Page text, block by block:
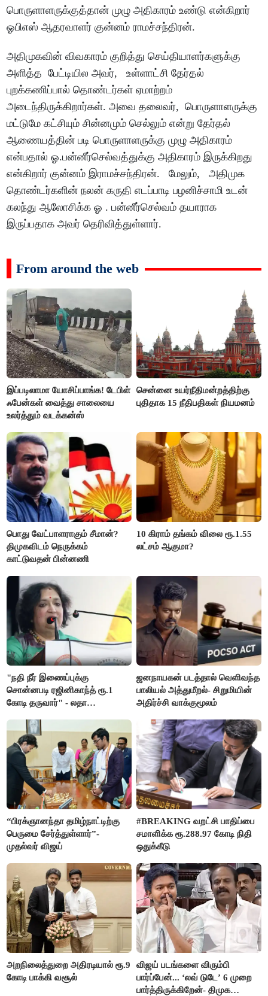
பொருளாளருக்குத்தான் முழு அதிகாரம் உண்டு என்கிறார்
ஓபிஎஸ் ஆதரவாளர் குன்னம் ராமச்சந்திரன்.
அதிமுகவின் விவகாரம் குறித்து செய்தியாளர்களுக்கு
அளித்த பேட்டியில அவர், உள்ளாட்சி தேர்தல்
புறக்கணிப்பால் தொண்டர்கள் ஏமாற்றம்
அடைந்திருக்கிறார்கள். அவை தலைவர், பொருளாளருக்கு
மட்டுமே கட்சியும் சின்னமும் செல்லும் என்று தேர்தல்
ஆணையத்தின் படி பொருளாளருக்கு முழு அதிகாரம்
என்பதால் ஓ.பன்னீர்செல்வத்துக்கு அதிகாரம் இருக்கிறது
என்கிறார் குன்னம் இராமச்சந்திரன். மேலும், அதிமுக
தொண்டர்களின் நலன் கருதி எடப்பாடி பழனிச்சாமி உடன்
கலந்து ஆலோசிக்க ஓ . பன்னீர்செல்வம் தயாராக
இருப்பதாக அவர் தெரிவித்துள்ளார்.
From around the web
இப்படிலாமா யோசிப்பாங்க! டேபிள்
ஃபேன்கள் வைத்து சாலையை
உலர்த்தும் வடக்கன்ஸ்
சென்னை உயர்நீதிமன்றத்திற்கு
புதிதாக 15 நீதிபதிகள் நியமனம்
பொது வேட்பாளராகும் சீமான்?
திமுகவிடம் நெருக்கம்
காட்டுவதன் பின்னணி
10 கிராம் தங்கம் விலை ரூ.1.55
லட்சம் ஆகுமா?
"நதி நீர் இணைப்புக்கு
சொன்னபடி ரஜினிகாந்த் ரூ.1
கோடி தருவார்" - லதா
ஜனநாயகன் படத்தால் வெளிவந்த
பாலியல் அத்துமீறல்- சிறுமியின்
அதிர்ச்சி வாக்குமூலம்
“பிரக்ஞானந்தா தமிழ்நாட்டிற்கு
பெருமை சேர்த்துள்ளார்”-
முதல்வர் விஜய்
#BREAKING வறட்சி பாதிப்பை
சமாளிக்க ரூ.288.97 கோடி நிதி
ஒதுக்கீடு
அறநிலைத்துறை அதிரடியால் ரூ.9
கோடி பாக்கி வசூல்
விஜய் படங்களை விரும்பி
பார்ப்பேன்... ‘லவ் டுடே’ 6 முறை
பார்த்திருக்கிறேன்- திமுக